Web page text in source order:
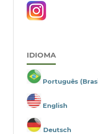
IDIOMA
Português
English
Deutsch